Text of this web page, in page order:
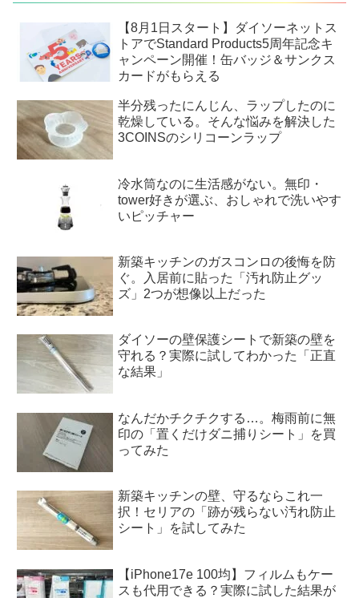
【8月1日スタート】ダイソーネットス
トアでStandard Products5周年記念キ
ャンペーン開催！缶バッジ＆サンクス
カードがもらえる
半分残ったにんじん、ラップしたのに
乾燥している。そんな悩みを解決した
3COINSのシリコーンラップ
冷水筒なのに生活感がない。無印・
tower好きが選ぶ、おしゃれで洗いやす
いピッチャー
新築キッチンのガスコンロの後悔を防
ぐ。入居前に貼った「汚れ防止グッ
ズ」2つが想像以上だった
ダイソーの壁保護シートで新築の壁を
守れる？実際に試してわかった「正直
な結果」
なんだかチクチクする…。梅雨前に無
印の「置くだけダニ捕りシート」を買
ってみた
新築キッチンの壁、守るならこれ一
択！セリアの「跡が残らない汚れ防止
シート」を試してみた
【iPhone17e 100均】フィルムもケー
スも代用できる？実際に試した結果が